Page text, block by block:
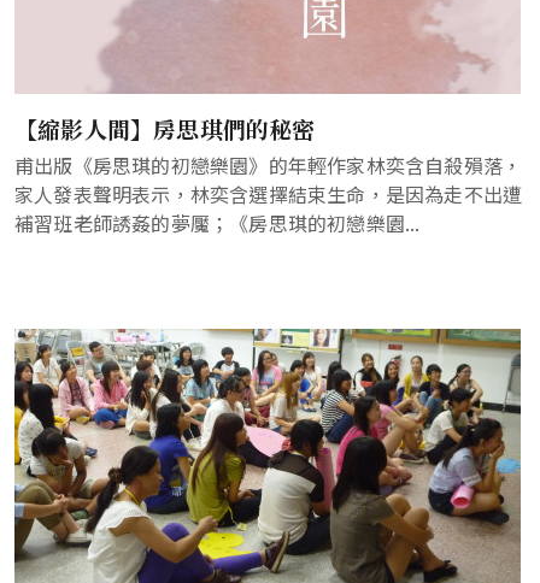
【縮影人間】房思琪們的秘密
甫出版《房思琪的初戀樂園》的年輕作家林奕含自殺殞落，
家人發表聲明表示，林奕含選擇結束生命，是因為走不出遭
補習班老師誘姦的夢魘；《房思琪的初戀樂園...